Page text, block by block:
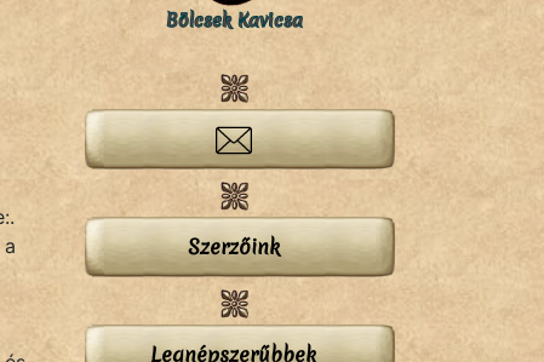
Bölcsek Kavicsa
Szerzőink
Legnépszerűbbek